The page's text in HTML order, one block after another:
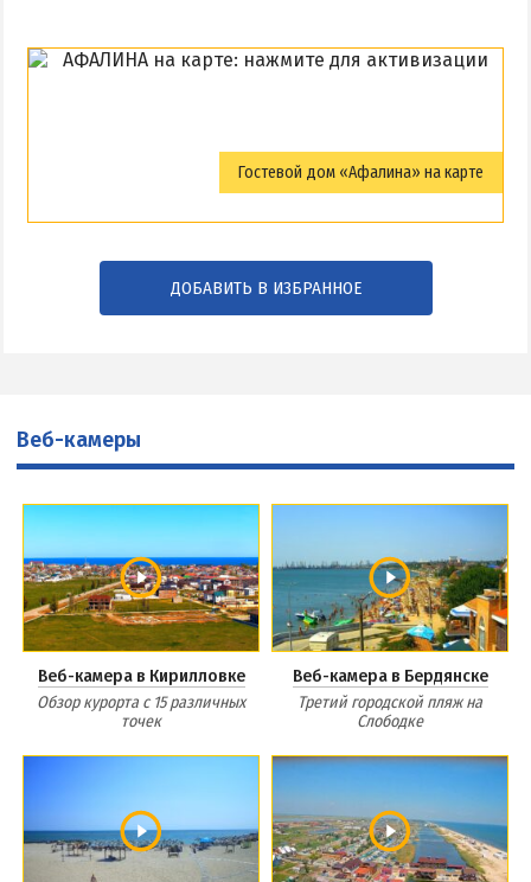
Гостевой дом «Афалина» на карте
ДОБАВИТЬ В ИЗБРАННОЕ
Веб-камеры
Веб-камера в Кирилловке
Обзор курорта с 15 различных
точек
Веб-камера в Бердянске
Третий городской пляж на
Слободке